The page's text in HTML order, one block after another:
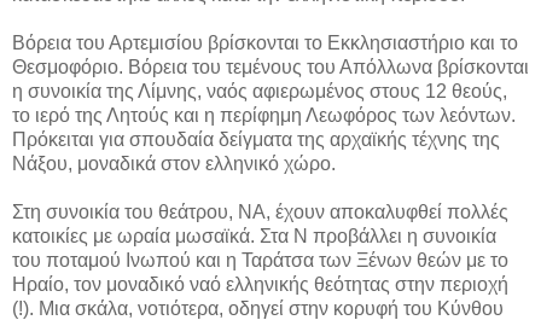
Βόρεια του Αρτεμισίου βρίσκονται το Εκκλησιαστήριο και το
Θεσμοφόριο. Βόρεια του τεμένους του Απόλλωνα βρίσκονται
η συνοικία της Λίμνης, ναός αφιερωμένος στους 12 θεούς,
το ιερό της Λητούς και η περίφημη Λεωφόρος των λεόντων.
Πρόκειται για σπουδαία δείγματα της αρχαϊκής τέχνης της
Νάξου, μοναδικά στον ελληνικό χώρο.
Στη συνοικία του θεάτρου, ΝΑ, έχουν αποκαλυφθεί πολλές
κατοικίες με ωραία μωσαϊκά. Στα Ν προβάλλει η συνοικία
του ποταμού Ινωπού και η Ταράτσα των Ξένων θεών με το
Ηραίο, τον μοναδικό ναό ελληνικής θεότητας στην περιοχή
(!). Μια σκάλα, νοτιότερα, οδηγεί στην κορυφή του Κύνθου